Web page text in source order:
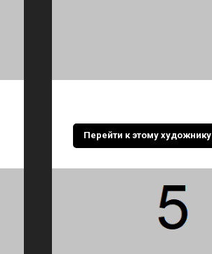
Перейти к этому художнику